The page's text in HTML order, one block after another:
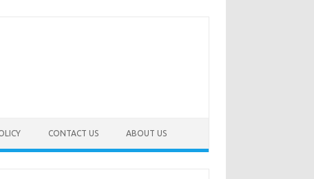
CONTACT US ABOUT US